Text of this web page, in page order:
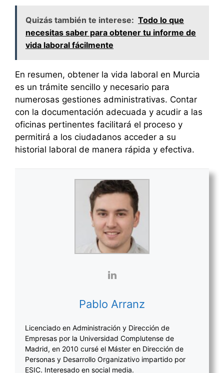
Quizás también te interese: Todo lo que
necesitas saber para obtener tu informe de
vida laboral fácilmente
En resumen, obtener la vida laboral en Murcia
es un trámite sencillo y necesario para
numerosas gestiones administrativas. Contar
con la documentación adecuada y acudir a las
oficinas pertinentes facilitará el proceso y
permitirá a los ciudadanos acceder a su
historial laboral de manera rápida y efectiva.
Pablo Arranz
Licenciado en Administración y Dirección de
Empresas por la Universidad Complutense de
Madrid, en 2010 cursé el Máster en Dirección de
Personas y Desarrollo Organizativo impartido por
ESIC. Interesado en social media.